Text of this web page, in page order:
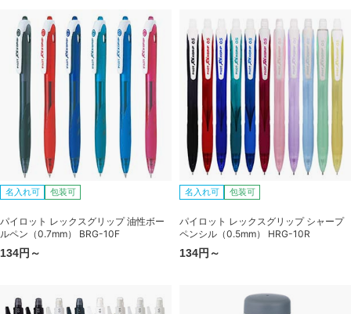
名入れ可 包装可
パイロット レックスグリップ 油性ボー
ルペン（0.7mm） BRG-10F
134円～
名入れ可 包装可
パイロット レックスグリップ シャープ
ペンシル（0.5mm） HRG-10R
134円～